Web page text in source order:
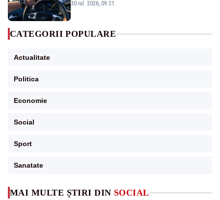
MAI MULTE ȘTIRI DIN SOCIAL
propune schimbări majore
30 iul. 2026, 09:31
CATEGORII POPULARE
Actualitate
Politica
Economie
Social
Sport
Sanatate